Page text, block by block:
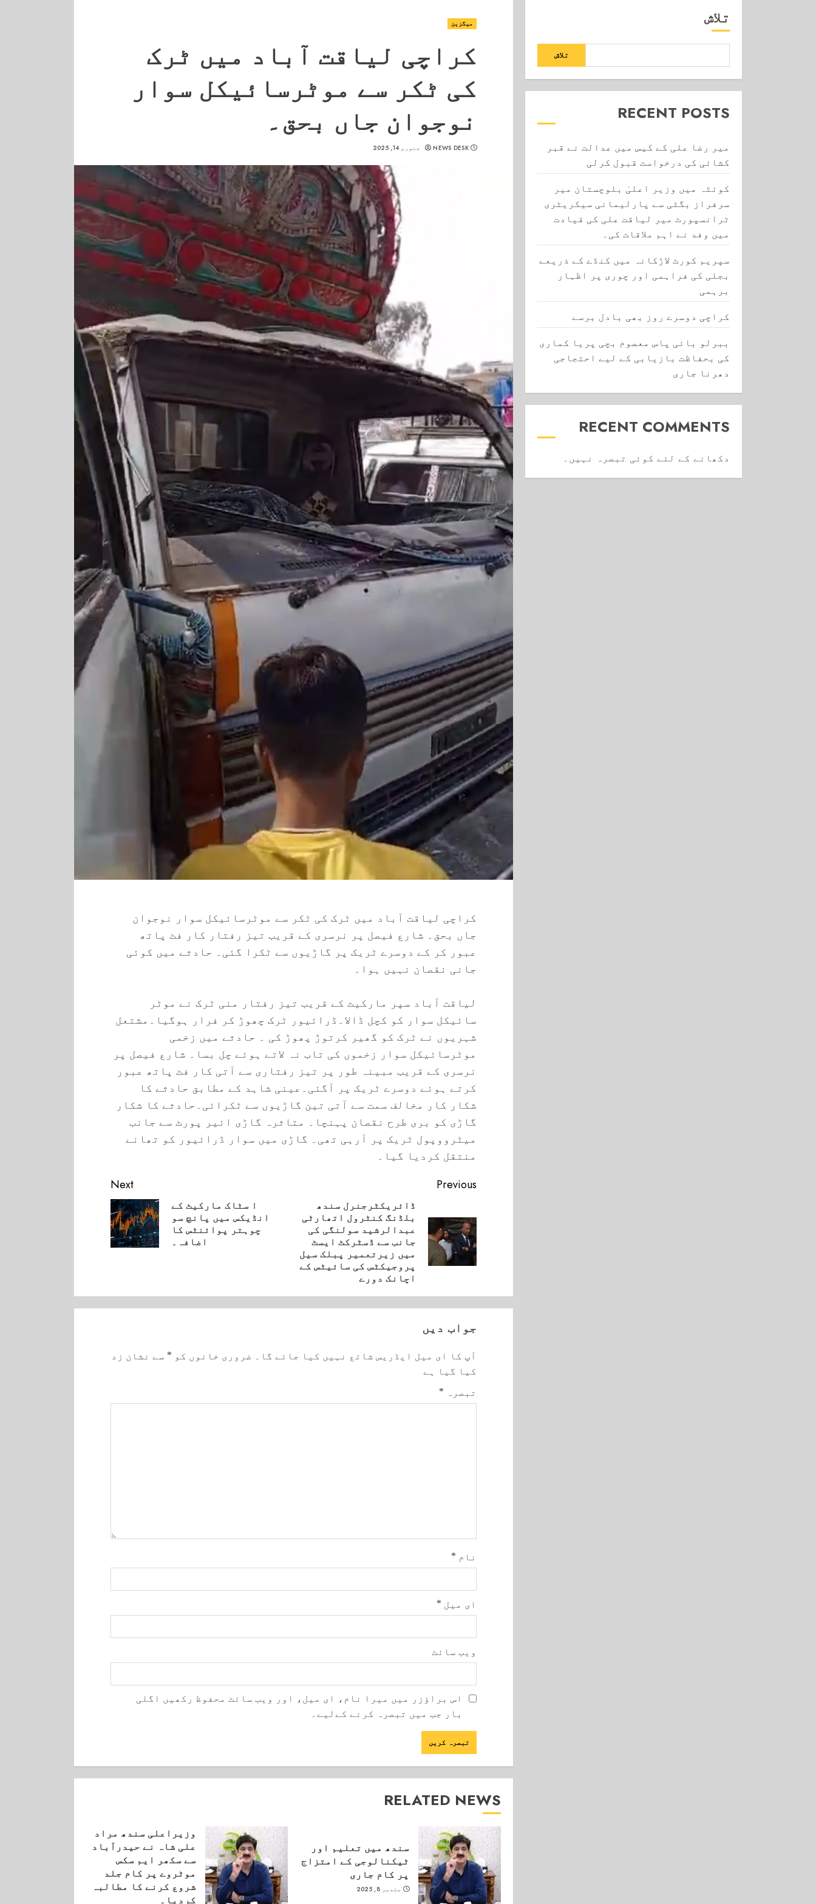
میگزین
کراچی لیاقت آباد میں ٹرک
کی ٹکر سے موٹرسائیکل سوار
نوجوان جاں بحق۔
NEWS DESK جنوری 14, 2025
کراچی لیاقت آباد میں ٹرک کی ٹکر سے موٹرسائیکل سوار نوجوان
جاں بحق۔ شارع فیصل پر نرسری کے قریب تیز رفتار کار فٹ پاتھ
عبور کر کے دوسرے ٹریک پر گاڑیوں سے ٹکرا گئی۔ حادثے میں کوئی
جانی نقصان نہیں ہوا۔
لیاقت آباد سپر مارکیٹ کے قریب تیز رفتار منی ٹرک نے موٹر
سائیکل سوار کو کچل ڈالا۔ڈرائیور ٹرک چھوڑ کر فرار ہوگیا۔مشتعل
شہریوں نے ٹرک کو گھیر کرتوڑ پھوڑ کی ۔ حادثے میں زخمی
موٹرسائیکل سوار زخموں کی تاب نہ لاتے ہوئے چل بسا۔ شارع فیصل پر
نرسری کے قریب مبینہ طور پر تیز رفتاری سے آتی کار فٹ پاتھ عبور
کرتے ہوئے دوسرے ٹریک پر آگئی۔عینی شاہد کے مطابق حادثے کا
شکار کار مخالف سمت سے آتی تین گاڑیوں سے ٹکرائی۔حادثے کا شکار
گاڑی کو بری طرح نقصان پہنچا۔ متاثرہ گاڑی ائیر پورٹ سے جانب
میٹرووپول ٹریک پر آرہی تھی۔ گاڑی میں سوار ڈرائیور کو تھانے
منتقل کردیا گیا۔
Continue
Reading
Previous
Previous
ڈائریکٹرجنرل سندھ
بلڈنگ کنٹرول اتھارٹی
عبدالرشید سولنگی کی
جانب سے ڈسٹرکٹ ایسٹ
میں زیرتعمیر پبلک سیل
پروجیکٹس کی سائیٹس کے
اچانک دورے
Next
ا سٹاک مارکیٹ کے
انڈیکس میں پانچ سو
چوہتر پوائنٹس کا
اضافہ۔
جواب دیں
آپ کا ای میل ایڈریس شائع نہیں کیا جائے گا۔ ضروری خانوں کو * سے نشان زد
کیا گیا ہے
تبصرہ *
نام *
ای میل *
ویب‌ سائٹ
اس براؤزر میں میرا نام، ای میل، اور ویب سائٹ محفوظ رکھیں اگلی
بار جب میں تبصرہ کرنے کےلیے۔
RELATED NEWS
سندھ میں تعلیم اور
ٹیکنالوجی کے امتزاج
پر کام جاری
ستمبر 8, 2025
وزیراعلی سندھ مراد
علی شاہ نے حیدرآباد
سے سکھر ایم سکس
موٹروے پر کام جلد
شروع کرنے کا مطالبہ
کردیا۔
تلاش
تلاش
RECENT POSTS
میر رضا علی کے کیس میں عدالت نے قبر
کشائی کی درخواست قبول کرلی
کوئٹہ میں وزیر اعلیٰ بلوچستان میر
سرفراز بگٹی سے پارلیمانی سیکریٹری
ٹرانسپورٹ میر لیاقت علی کی قیادت
میں وفد نے اہم ملاقات کی۔
سپریم کورٹ لاڑکانہ میں کنڈے کے ذریعے
بجلی کی فراہمی اور چوری پر اظہار
برہمی
کراچی دوسرے روز بھی بادل برسے
ببرلو بائی پاس معصوم بچی پریا کماری
کی بحفاظت بازیابی کے لیے احتجاجی
دھرنا جاری
RECENT COMMENTS
دکھانے کے لئے کوئی تبصرہ نہیں۔